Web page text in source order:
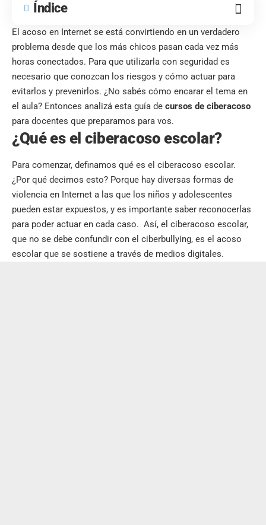
Índice
El acoso en Internet se está convirtiendo en un verdadero
problema desde que los más chicos pasan cada vez más
horas conectados. Para que utilizarla con seguridad es
necesario que conozcan los riesgos y cómo actuar para
evitarlos y prevenirlos. ¿No sabés cómo encarar el tema en
el aula? Entonces analizá esta guía de cursos de ciberacoso
para docentes que preparamos para vos.
¿Qué es el ciberacoso escolar?
Para comenzar, definamos qué es el ciberacoso escolar.
¿Por qué decimos esto? Porque hay diversas formas de
violencia en Internet a las que los niños y adolescentes
pueden estar expuestos, y es importante saber reconocerlas
para poder actuar en cada caso. Así, el ciberacoso escolar,
que no se debe confundir con el ciberbullying, es el acoso
escolar que se sostiene a través de medios digitales.